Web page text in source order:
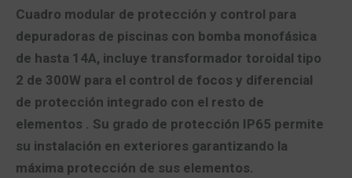
Cuadro modular de protección y control para
depuradoras de piscinas con bomba monofásica
de hasta 14A, incluye transformador toroidal tipo
2 de 300W para el control de focos y diferencial
de protección integrado con el resto de
elementos . Su grado de protección IP65 permite
su instalación en exteriores garantizando la
máxima protección de sus elementos.